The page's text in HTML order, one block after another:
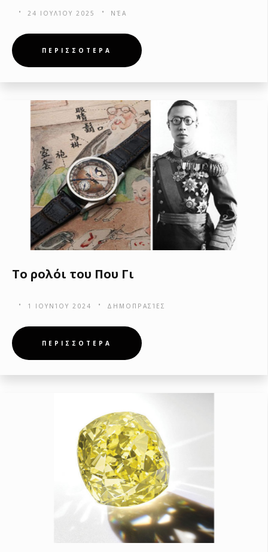
24 ΙΟΥΛΊΟΥ 2025 ΝΈΑ
ΠΕΡΙΣΣΟΤΕΡΑ
Το ρολόι του Που Γι
1 ΙΟΥΝΊΟΥ 2024 ΔΗΜΟΠΡΑΣΊΕΣ
ΠΕΡΙΣΣΟΤΕΡΑ